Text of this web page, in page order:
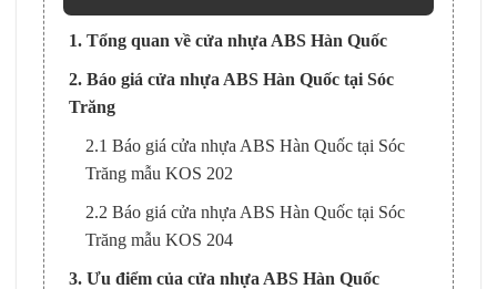
1. Tổng quan về cửa nhựa ABS Hàn Quốc
2. Báo giá cửa nhựa ABS Hàn Quốc tại Sóc
Trăng
2.1 Báo giá cửa nhựa ABS Hàn Quốc tại Sóc
Trăng mẫu KOS 202
2.2 Báo giá cửa nhựa ABS Hàn Quốc tại Sóc
Trăng mẫu KOS 204
3. Ưu điểm của cửa nhựa ABS Hàn Quốc